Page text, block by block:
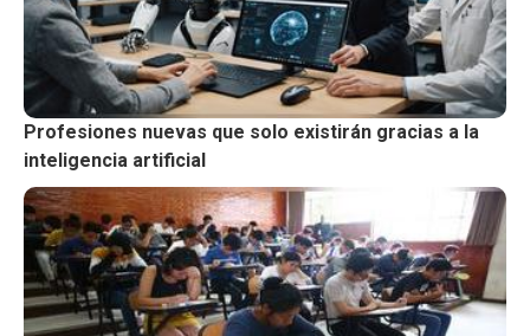
Profesiones nuevas que solo existirán gracias a la
inteligencia artificial